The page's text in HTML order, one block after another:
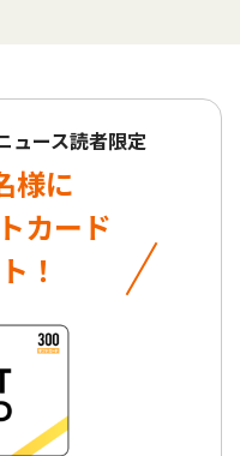
ュース読者限定
様に
カード
！